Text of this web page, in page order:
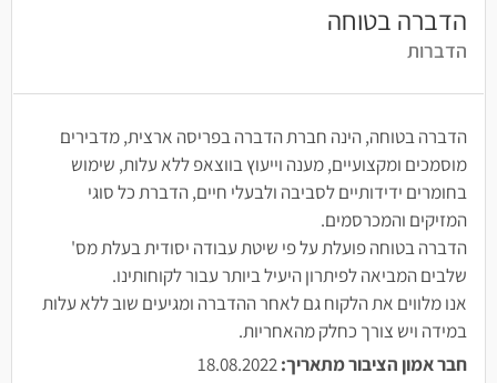
הדברה בטוחה
הדברות
הדברה בטוחה, הינה חברת הדברה בפריסה ארצית, מדבירים
מוסמכים ומקצועיים, מענה וייעוץ בווצאפ ללא עלות, שימוש
בחומרים ידידותיים לסביבה ולבעלי חיים, הדברת כל סוגי
המזיקים והמכרסמים.
הדברה בטוחה פועלת על פי שיטת עבודה יסודית בעלת מס'
שלבים המביאה לפיתרון היעיל ביותר עבור לקוחותינו.
אנו מלווים את הלקוח גם לאחר ההדברה ומגיעים שוב ללא עלות
במידה ויש צורך כחלק מהאחריות.
חבר אמון הציבור מתאריך: